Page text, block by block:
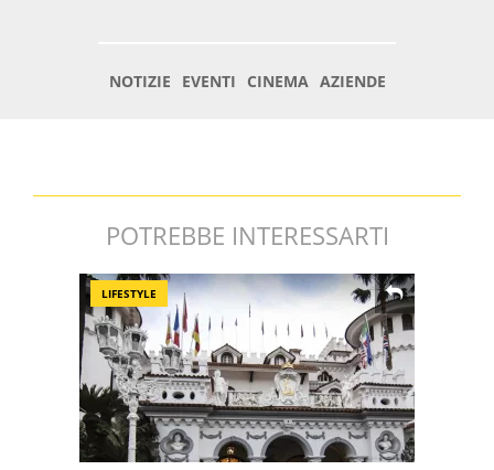
POTREBBE INTERESSARTI
LIFESTYLE